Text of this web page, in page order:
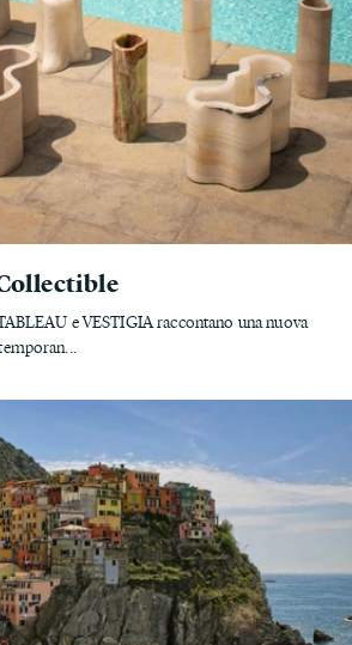
e VESTIGIA raccontano una nuova